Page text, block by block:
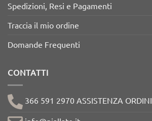
Spedizioni, Resi e Pagamenti
Traccia il mio ordine
Domande Frequenti
CONTATTI
366 591 2970 ASSISTENZA ORDINI